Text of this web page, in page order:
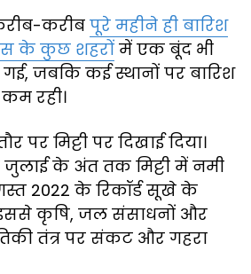
करीब पूरे महीने ही बारिश
के कुछ शहरों में एक बूंद भी
गई, जबकि कई स्थानों पर बारिश
रही।
मिट्टी पर दिखाई दिया।
जुलाई के अंत तक मिट्टी में नमी
2022 के रिकॉर्ड सूखे के
इससे कृषि, जल संसाधनों और
तंत्र पर संकट और गहरा